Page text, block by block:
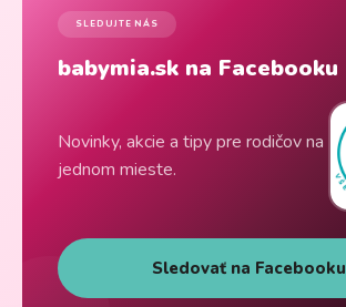
SLEDUJTE NÁS
babymia.sk na Facebooku
Novinky, akcie a tipy pre rodičov na
jednom mieste.
Sledovať na Facebooku